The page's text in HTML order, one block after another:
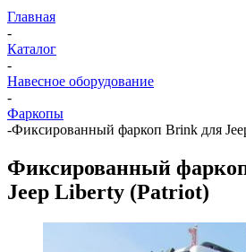
Главная
-
Каталог
-
Навесное оборудование
-
Фаркопы
-Фиксированный фаркоп Brink для
Фиксированный
Jeep Liberty (Patriot)